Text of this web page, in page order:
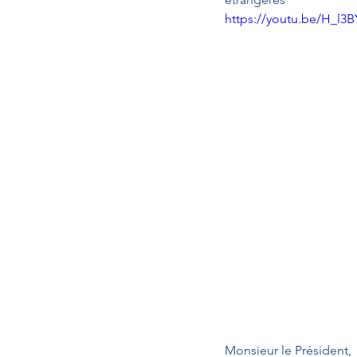
https://youtu.be/
Monsieur le Président,